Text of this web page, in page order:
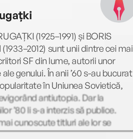
marțienilor (1968), Picnic la
(1972; Armada, 2021). Dintre
ecranizări ale scrierilor lor
în două părți Insula locuită (2008
Bondarciuk, și E greu să fii
Aleksei Gherman.
(1925–1991) și BORIS
sunt unii dintre cei mai
SF din lume, autorii unor
genului. În anii ’60 s-au bucurat
în Uniunea Sovietică,
antiutopia. Dar la
’80 li s-a interzis să publice.
cunoscute titluri ale lor se
să fii zeu (1964; Nemira, 2016),